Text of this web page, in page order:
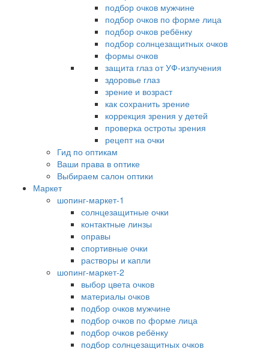
подбор очков мужчине
подбор очков по форме лица
подбор очков ребёнку
подбор солнцезащитных очков
формы очков
защита глаз от УФ-излучения
здоровье глаз
зрение и возраст
как сохранить зрение
коррекция зрения у детей
проверка остроты зрения
рецепт на очки
Гид по оптикам
Ваши права в оптике
Выбираем салон оптики
Маркет
шопинг-маркет-1
солнцезащитные очки
контактные линзы
оправы
спортивные очки
растворы и капли
шопинг-маркет-2
выбор цвета очков
материалы очков
подбор очков мужчине
подбор очков по форме лица
подбор очков ребёнку
подбор солнцезащитных очков